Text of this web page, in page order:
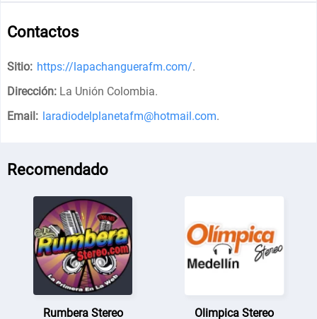
Contactos
Sitio: https://lapachanguerafm.com/.
Dirección: La Unión Colombia.
Email: laradiodelplanetafm@hotmail.com.
Recomendado
Rumbera Stereo Olimpica Stereo